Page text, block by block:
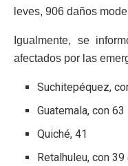
leves, 906 daños
Igualmente, se
afectados por las
Suchitepéquez,
Guatemala, con 63
Quiché, 41
Retalhuleu, con